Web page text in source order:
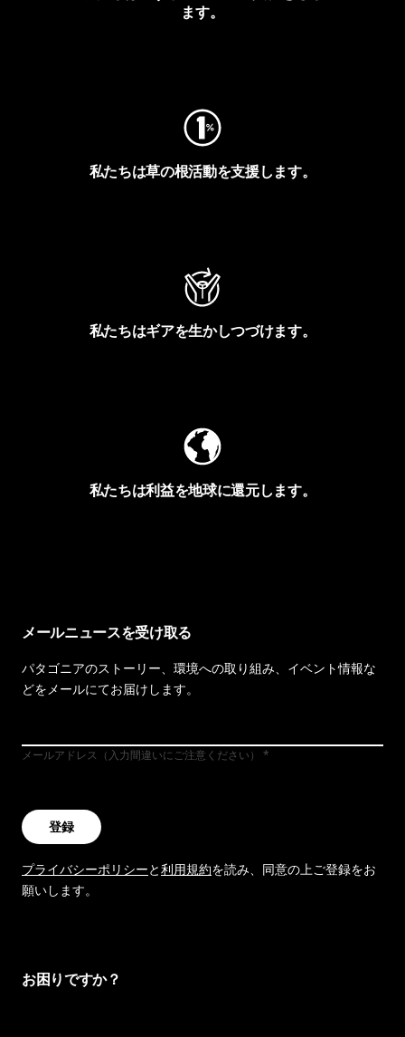
ます。
私たちは草の根活動を支援します。
私たちはギアを生かしつづけます。
私たちは利益を地球に還元します。
メールニュースを受け取る
パタゴニアのストーリー、環境への取り組み、イベント情報な
どをメールにてお届けします。
メールアドレス（入力間違いにご注意ください）
登録
プライバシーポリシーと利用規約を読み、同意の上ご登録をお
願いします。
お困りですか？